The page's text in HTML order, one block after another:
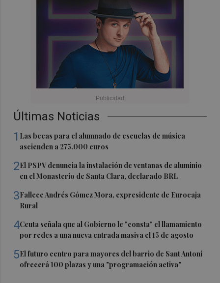
Últimas Noticias
1 Las becas para el alumnado de escuelas de música
ascienden a 275.000 euros
2El PSPV denuncia la instalación de ventanas de aluminio
en el Monasterio de Santa Clara, declarado BRL
3Fallece Andrés Gómez Mora, expresidente de Eurocaja
Rural
4Ceuta señala que al Gobierno le "consta" el llamamiento
por redes a una nueva entrada masiva el 15 de agosto
5El futuro centro para mayores del barrio de Sant Antoni
ofrecerá 100 plazas y una "programación activa"